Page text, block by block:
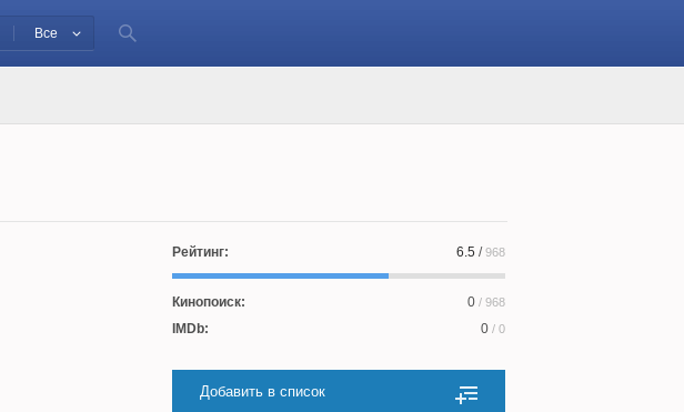
Все
Рейтинг: 6.5 /968
Кинопоиск: 0 / 968
IMDb: 0 / 0
Добавить в список